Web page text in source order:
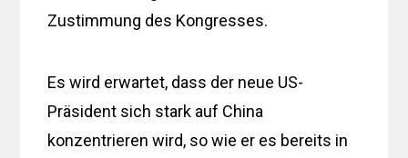
Zustimmung des Kongresses.
Es wird erwartet, dass der neue US-
Präsident sich stark auf China
konzentrieren wird, so wie er es bereits in